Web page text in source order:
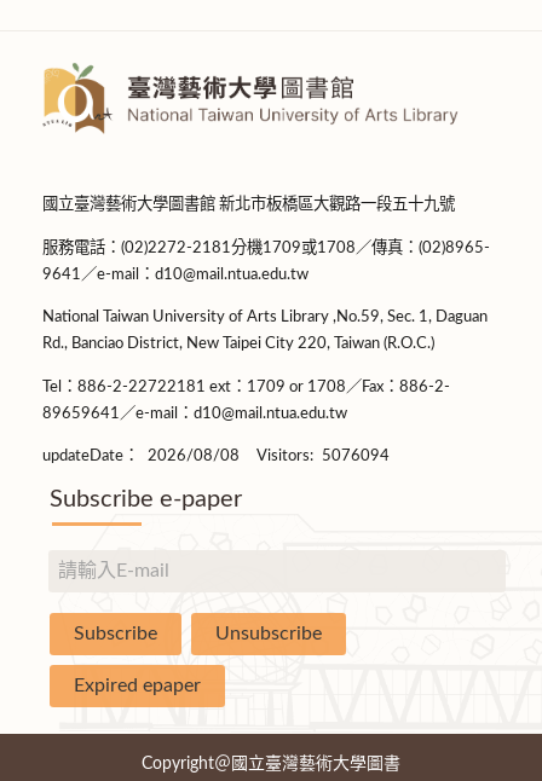
國立臺灣藝術大學圖書館 新北市板橋區大觀路一段五十九號
服務電話：(02)2272-2181分機1709或1708／傳真：(02)8965-
9641／e-mail：d10@mail.ntua.edu.tw
National Taiwan University of Arts Library ,No.59, Sec. 1, Daguan
Rd., Banciao District, New Taipei City 220, Taiwan (R.O.C.)
Tel：886-2-22722181 ext：1709 or 1708／Fax：886-2-
89659641／e-mail：d10@mail.ntua.edu.tw
updateDate： 2026/08/08 Visitors: 5076094
Subscribe e-paper
Copyright＠國立臺灣藝術大學圖書